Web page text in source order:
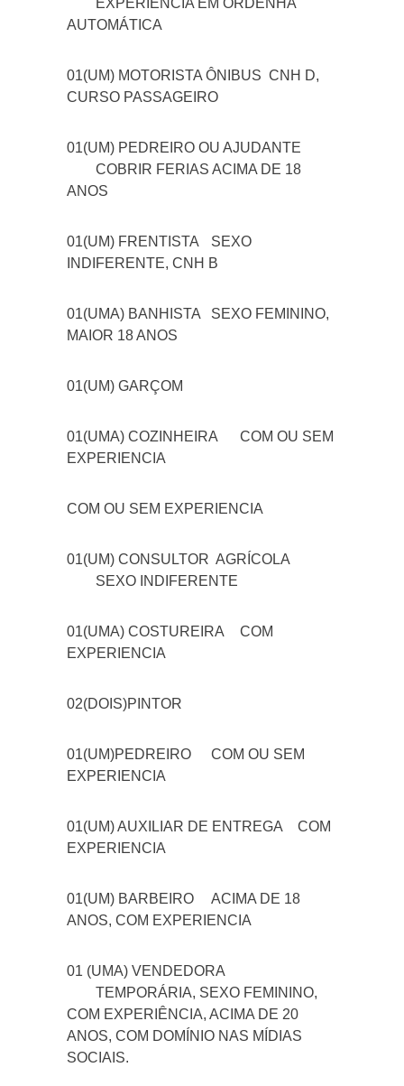
EXPERIENCIA EM ORDENHA
AUTOMÁTICA
01(UM) MOTORISTA ÔNIBUS CNH D,
CURSO PASSAGEIRO
01(UM) PEDREIRO OU AJUDANTE
COBRIR FERIAS ACIMA DE 18
ANOS
01(UM) FRENTISTA
SEXO
INDIFERENTE, CNH B
01(UMA) BANHISTA
SEXO FEMININO,
MAIOR 18 ANOS
01(UM) GARÇOM
01(UMA) COZINHEIRA
COM OU SEM
EXPERIENCIA
COM OU SEM EXPERIENCIA
01(UM) CONSULTOR AGRÍCOLA
SEXO INDIFERENTE
01(UMA) COSTUREIRA
COM
EXPERIENCIA
02(DOIS)PINTOR
01(UM)PEDREIRO
COM OU SEM
EXPERIENCIA
01(UM) AUXILIAR DE ENTREGA
COM
EXPERIENCIA
01(UM) BARBEIRO
ACIMA DE 18
ANOS, COM EXPERIENCIA
01 (UMA) VENDEDORA
TEMPORÁRIA, SEXO FEMININO,
COM EXPERIÊNCIA, ACIMA DE 20
ANOS, COM DOMÍNIO NAS MÍDIAS
SOCIAIS.